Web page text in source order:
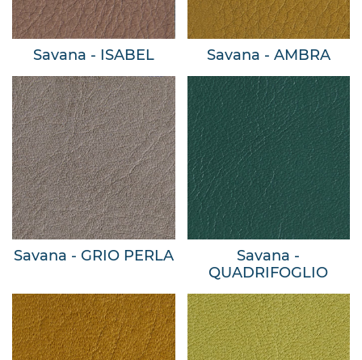
Savana - ISABEL Savana - AMBRA
Savana - GRIO PERLA
Savana -
QUADRIFOGLIO